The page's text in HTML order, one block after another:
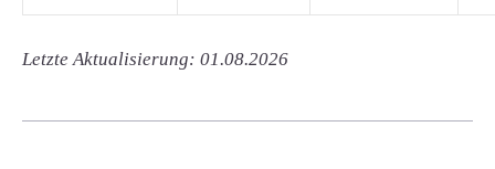
Letzte Aktualisierung: 01.08.2026